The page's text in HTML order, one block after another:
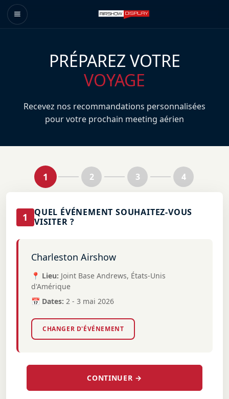
PRÉPAREZ VOTRE
VOYAGE
Recevez nos recommandations personnalisées
pour votre prochain meeting aérien
1 2 3 4
1
QUEL ÉVÉNEMENT SOUHAITEZ-VOUS
VISITER ?
Charleston Airshow
📍 Lieu: Joint Base Andrews, États-Unis
d'Amérique
📅 Dates: 2 - 3 mai 2026
CHANGER D'ÉVÉNEMENT
CONTINUER →